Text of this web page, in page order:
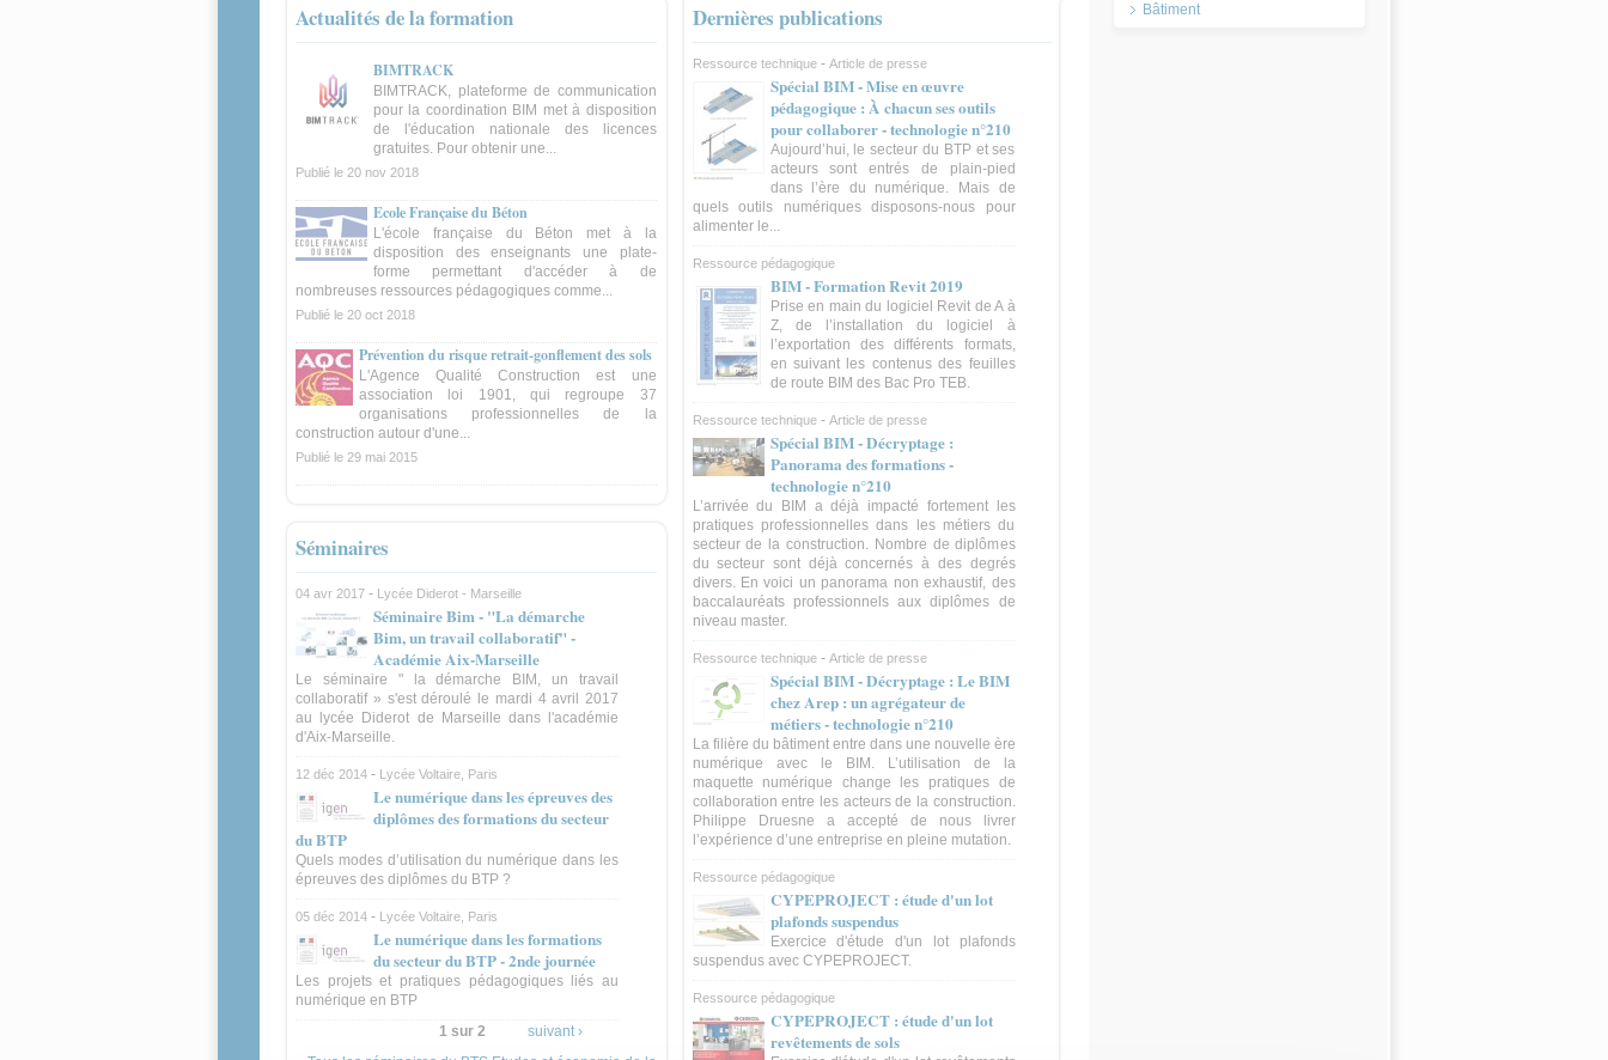
Actualités de la formation
BIMTRACK
BIMTRACK, plateforme de communication
pour la coordination BIM met à disposition
de l'éducation nationale des licences
gratuites. Pour obtenir une...
Publié le 20 nov 2018
Ecole Française du Béton
L'école française du Béton met à la
disposition des enseignants une plate-
forme permettant d'accéder à de
nombreuses ressources pédagogiques comme...
Publié le 20 oct 2018
Prévention du risque retrait-gonflement des sols
L'Agence Qualité Construction est une
association loi 1901, qui regroupe 37
organisations professionnelles de la
construction autour d'une...
Publié le 29 mai 2015
Séminaires
04 avr 2017 - Lycée Diderot - Marseille
Séminaire Bim - "La démarche
Bim, un travail collaboratif" -
Académie Aix-Marseille
Le séminaire " la démarche BIM, un travail
collaboratif » s'est déroulé le mardi 4 avril 2017
au lycée Diderot de Marseille dans l'académie
d'Aix-Marseille.
12 déc 2014 - Lycée Voltaire, Paris
Le numérique dans les épreuves des
diplômes des formations du secteur
du BTP
Quels modes d’utilisation du numérique dans les
épreuves des diplômes du BTP ?
05 déc 2014 - Lycée Voltaire, Paris
Le numérique dans les formations
du secteur du BTP - 2nde journée
Les projets et pratiques pédagogiques liés au
numérique en BTP
1 sur 2
suivant ›
Dernières publications
Ressource technique - Article de presse
Spécial BIM - Mise en œuvre
pédagogique : À chacun ses outils
pour collaborer - technologie n°210
Aujourd’hui, le secteur du BTP et ses
acteurs sont entrés de plain-pied
dans l’ère du numérique. Mais de
quels outils numériques disposons-nous pour
alimenter le...
Ressource pédagogique
BIM - Formation Revit 2019
Prise en main du logiciel Revit de A à
Z, de l’installation du logiciel à
l’exportation des différents formats,
en suivant les contenus des feuilles
de route BIM des Bac Pro TEB.
Ressource technique - Article de presse
Spécial BIM - Décryptage :
Panorama des formations -
technologie n°210
L’arrivée du BIM a déjà impacté fortement les
pratiques professionnelles dans les métiers du
secteur de la construction. Nombre de diplômes
du secteur sont déjà concernés à des degrés
divers. En voici un panorama non exhaustif, des
baccalauréats professionnels aux diplômes de
niveau master.
Ressource technique - Article de presse
Spécial BIM - Décryptage : Le BIM
chez Arep : un agrégateur de
métiers - technologie n°210
La filière du bâtiment entre dans une nouvelle ère
numérique avec le BIM. L’utilisation de la
maquette numérique change les pratiques de
collaboration entre les acteurs de la construction.
Philippe Druesne a accepté de nous livrer
l’expérience d’une entreprise en pleine mutation.
Ressource pédagogique
CYPEPROJECT : étude d'un lot
plafonds suspendus
Exercice d'étude d'un lot plafonds
suspendus avec CYPEPROJECT.
Ressource pédagogique
CYPEPROJECT : étude d'un lot
revêtements de sols
Bâtiment